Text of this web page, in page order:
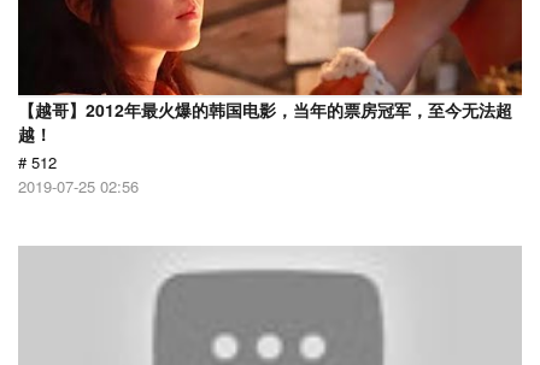
【越哥】2012年最火爆的韩国电影，当年的票房冠军，至今无法超
越！
# 512
2019-07-25 02:56